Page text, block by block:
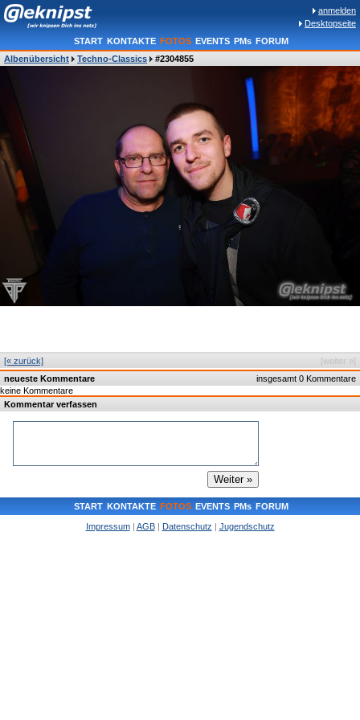
anmelden
Desktopseite
START KONTAKTE FOTOS EVENTS PMs FORUM
Albenübersicht
Techno-Classics #2304855
[weiter »]
[« zurück]
insgesamt 0 Kommentare
neueste Kommentare
keine Kommentare
Kommentar verfassen
START KONTAKTE FOTOS EVENTS PMs FORUM
Impressum| AGB| Datenschutz | Jugendschutz